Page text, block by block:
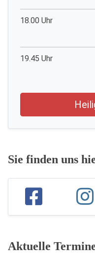
18.00 Uhr
19.45 Uhr
Sie finden uns
Aktuelle